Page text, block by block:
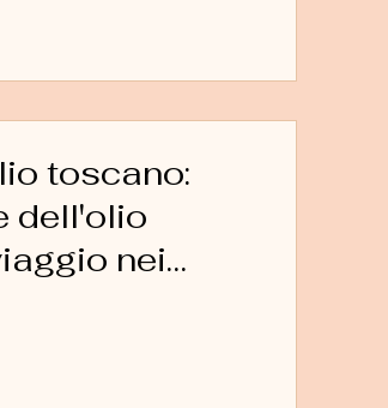
toscano:
dell'olio
nei